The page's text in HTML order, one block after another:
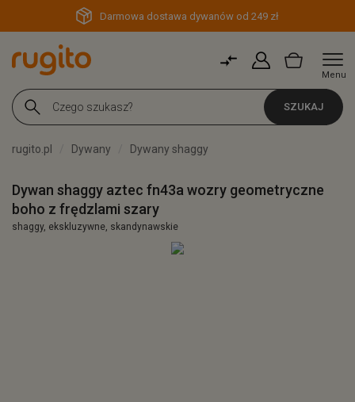
Darmowa dostawa dywanów od 249 zł
Menu
SZUKAJ
rugito.pl Dywany Dywany shaggy
Dywan shaggy aztec fn43a wozry geometryczne
boho z frędzlami szary
shaggy, ekskluzywne, skandynawskie